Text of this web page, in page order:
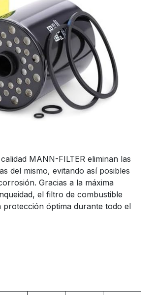
MANN-FILTER eliminan las
del mismo, evitando así posibles
Gracias a la máxima
el filtro de combustible
óptima durante todo el